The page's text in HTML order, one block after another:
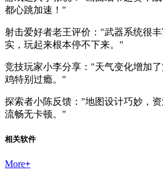
都心跳加速！"
射击爱好者老王评价："武器系统很
实，玩起来根本停不下来。"
竞技玩家小李分享："天气变化增加
鸡特别过瘾。"
探索者小陈反馈："地图设计巧妙，
流畅无卡顿。"
相关软件
More+